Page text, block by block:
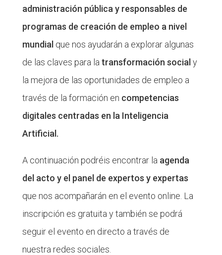
administración pública y responsables de
programas de creación de empleo a nivel
mundial que nos ayudarán a explorar algunas
de las claves para la transformación social y
la mejora de las oportunidades de empleo a
través de la formación en competencias
digitales centradas en la Inteligencia
Artificial.
A continuación podréis encontrar la agenda
del acto y el panel de expertos y expertas
que nos acompañarán en el evento online. La
inscripción es gratuita y también se podrá
seguir el evento en directo a través de
nuestra redes sociales.